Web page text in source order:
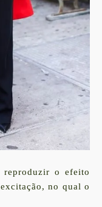
o efeito
no qual o